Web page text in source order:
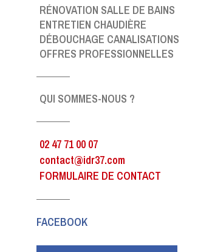
RÉNOVATION SALLE DE BAINS
ENTRETIEN CHAUDIÈRE
DÉBOUCHAGE CANALISATIONS
OFFRES PROFESSIONNELLES
QUI SOMMES-NOUS ?
02 47 71 00 07
contact@idr37.com
FORMULAIRE DE CONTACT
FACEBOOK